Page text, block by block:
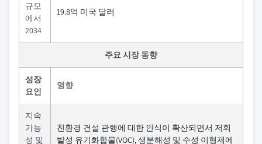
규모
에서
2034
19.8억 미국 달러
주요 시장 동향
성장
요인
영향
지속
가능
성 및
친환경 건설 관행에 대한 인식이 확산되면서 저휘
발성 유기화합물(VOC), 생분해성 및 수성 이형제에